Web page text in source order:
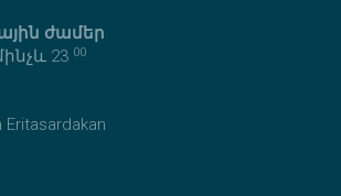
ժամեր
23 00
Eritasardakan